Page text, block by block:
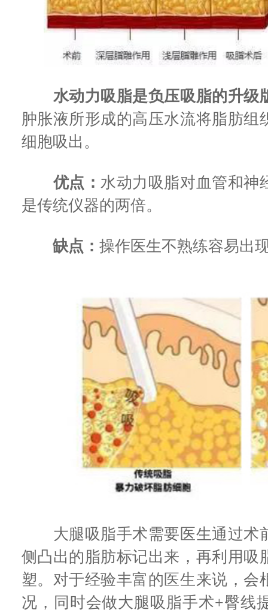
水动力吸脂是负压吸脂的升级
肿胀液所形成的高压水流将脂肪组
细胞吸出。
优点：水动力吸脂对血管和神
是传统仪器的两倍。
缺点： 操作医生不熟练容易出
大腿吸脂手术需要医生通过术
侧凸出的脂肪标记出来，再利用吸
塑。对于经验丰富的医生来说，会
况，同时会做大腿吸脂手术+臀线